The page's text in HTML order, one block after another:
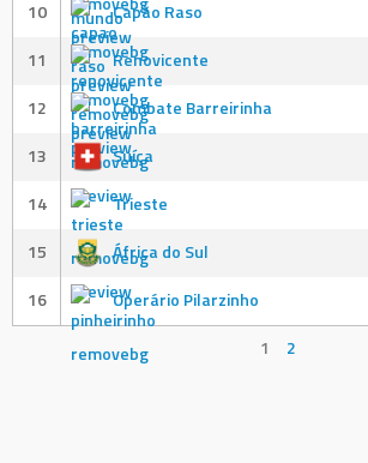
10
Capão Raso
11
Renovicente
12
Combate Barreirinha
13
Suíça
14
Trieste
15
África do Sul
16
Operário Pilarzinho
1
2